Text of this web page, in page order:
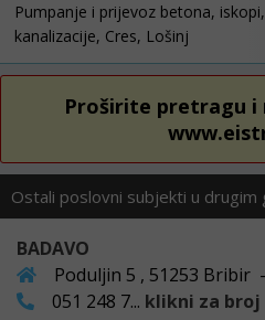
Pumpanje i prijevoz betona,
kanalizacije, Cres, Lošinj
Proširite pretragu i
Ostali poslovni subjekti u drugim
BADAVO
Poduljin 5 , 51253
051 248 7... klikni za broj